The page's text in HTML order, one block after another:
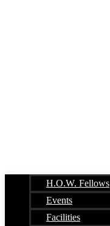
H.O.W. Fellows
Events
Facilities